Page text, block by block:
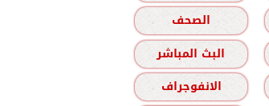
الصحف
البث المباشر
الانفوجراف